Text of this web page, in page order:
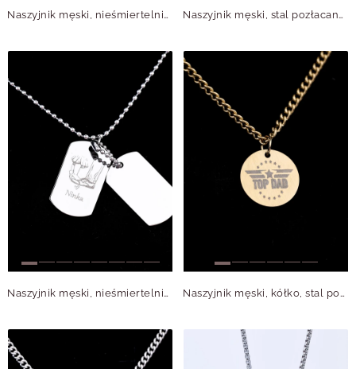
Naszyjnik męski, nieśmiertelnik, stal S310494M00 Naszyjnik męski, stal pozłacana S310491Z00
Naszyjnik męski, nieśmiertelnik, stal S310496S00 Naszyjnik męski, kółko, stal pozłacana S310492Z00